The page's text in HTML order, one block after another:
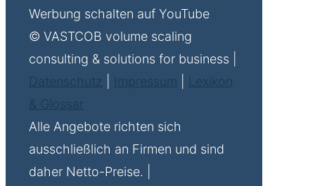
Werbung schalten auf YouTube
© VASTCOB volume scaling
consulting & solutions for business |
Datenschutz
Impressum
Lexikon
& Glossar
Alle Angebote richten sich
ausschließlich an Firmen und sind
daher Netto-Preise. |